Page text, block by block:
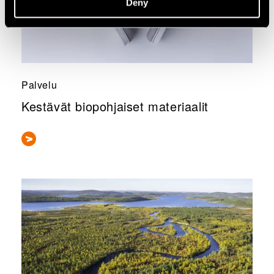
Deny
Palvelu
Kestävät biopohjaiset materiaalit